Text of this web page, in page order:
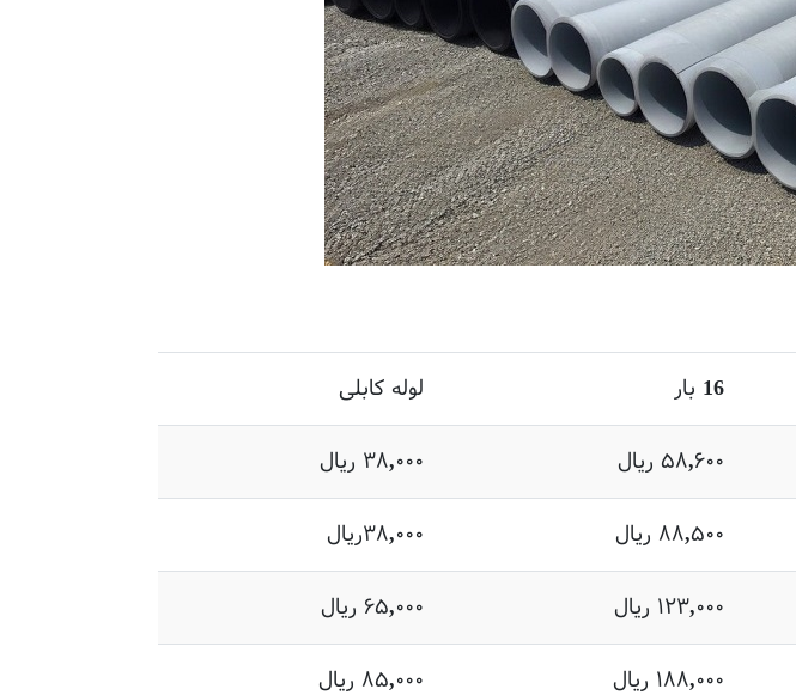
16 بار لوله کابلی
۵۸,۶۰۰ ریال ۳۸,۰۰۰ ریال
۸۸,۵۰۰ ریال ۳۸,۰۰۰ریال
۱۲۳,۰۰۰ ریال ۶۵,۰۰۰ ریال
۱۸۸,۰۰۰ ریال ۸۵,۰۰۰ ریال